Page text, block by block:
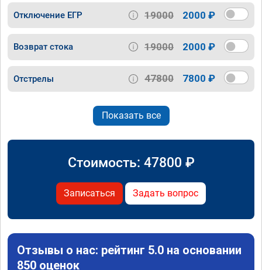
Отключение ЕГР 19000 2000 ₽
Возврат стока 19000 2000 ₽
Отстрелы 47800 7800 ₽
Показать все
Стоимость: 47800 ₽
Записаться Задать вопрос
Отзывы о нас: рейтинг 5.0 на основании
850 оценок